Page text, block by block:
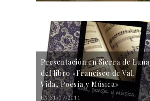
Presentación en Sierra de Luna
del libro «Francisco de Val.
Vida, Poesía y Música»
EN 31/07/2011